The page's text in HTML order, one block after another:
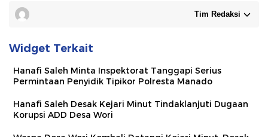
Tim Redaksi
Widget Terkait
Hanafi Saleh Minta Inspektorat Tanggapi Serius
Permintaan Penyidik Tipikor Polresta Manado
Hanafi Saleh Desak Kejari Minut Tindaklanjuti Dugaan
Korupsi ADD Desa Wori